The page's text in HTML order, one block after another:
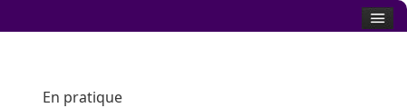
En pratique